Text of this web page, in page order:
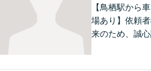
可】
【鳥栖駅から
場あり】依頼
来のため、誠心